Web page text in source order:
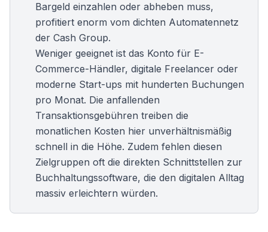
Bargeld einzahlen oder abheben muss,
profitiert enorm vom dichten Automatennetz
der Cash Group.
Weniger geeignet ist das Konto für E-
Commerce-Händler, digitale Freelancer oder
moderne Start-ups mit hunderten Buchungen
pro Monat. Die anfallenden
Transaktionsgebühren treiben die
monatlichen Kosten hier unverhältnismäßig
schnell in die Höhe. Zudem fehlen diesen
Zielgruppen oft die direkten Schnittstellen zur
Buchhaltungssoftware, die den digitalen Alltag
massiv erleichtern würden.